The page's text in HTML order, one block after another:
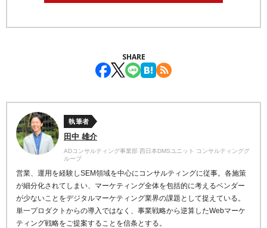
SHARE
執筆者
田中 雄介
ADコンサルティング事業部 西日本DMSユニット コンサルティンググ
ループ
営業、運用を経験しSEM領域を中心にコンサルティングに従事。各施策
が細分化されてしまい、マーケティング全体を包括的に考えるベンダー
が少ないことをデジタルマーケティング業界の課題として捉えている。
単一プロダクトからの導入ではなく、事業戦略から逆算したWebマーケ
ティング戦略をご提案することを信条とする。